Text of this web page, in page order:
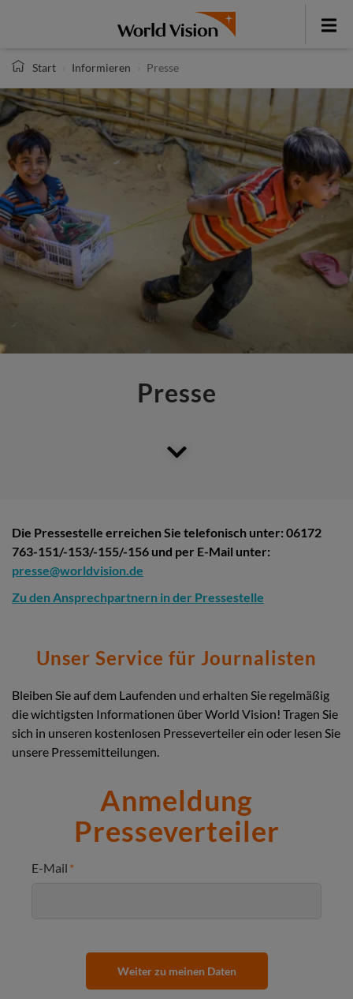
Toggle
Start
Informieren Presse
Presse
Die Pressestelle erreichen Sie telefonisch unter: 06172
763-151/-153/-155/-156 und per E-Mail unter:
presse@worldvision.de
Zu den Ansprechpartnern in der Pressestelle
Unser Service für Journalisten
Bleiben Sie auf dem Laufenden und erhalten Sie regelmäßig
die wichtigsten Informationen über World Vision! Tragen Sie
sich in unseren kostenlosen Presseverteiler ein oder lesen Sie
unsere Pressemitteilungen.
Anmeldung
Presseverteiler
E-Mail
Weiter zu meinen Daten